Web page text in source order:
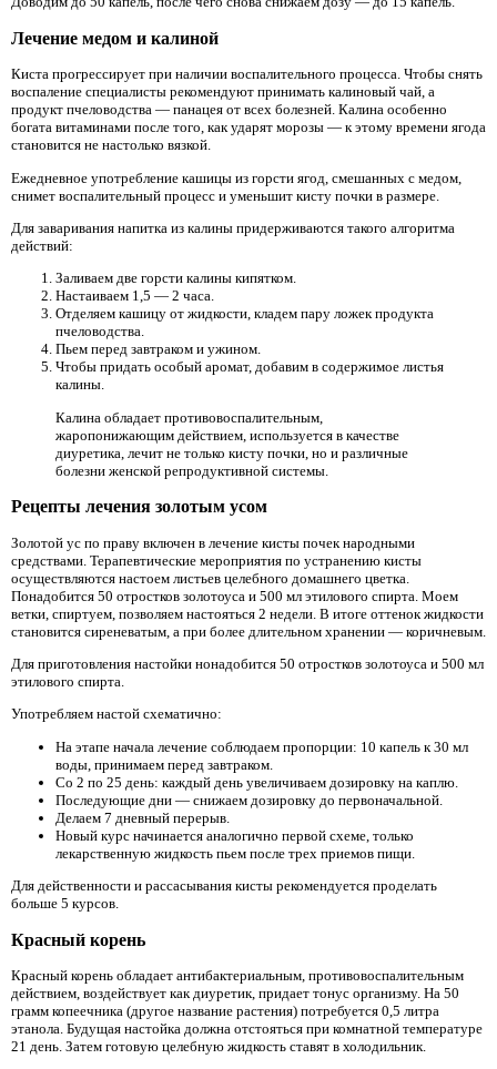
Лечение медом и калиной
Киста прогрессирует при наличии воспалительного процесса. Чтобы снять
воспаление специалисты рекомендуют принимать калиновый чай, а
продукт пчеловодства — панацея от всех болезней. Калина особенно
богата витаминами после того, как ударят морозы — к этому времени ягода
становится не настолько вязкой.
Ежедневное употребление кашицы из горсти ягод, смешанных с медом,
снимет воспалительный процесс и уменьшит кисту почки в размере.
Для заваривания напитка из калины придерживаются такого алгоритма
действий:
Заливаем две горсти калины кипятком.
Настаиваем 1,5 — 2 часа.
Отделяем кашицу от жидкости, кладем пару ложек продукта
пчеловодства.
Пьем перед завтраком и ужином.
Чтобы придать особый аромат, добавим в содержимое листья
калины.
Калина обладает противовоспалительным,
жаропонижающим действием, используется в качестве
диуретика, лечит не только кисту почки, но и различные
болезни женской репродуктивной системы.
Рецепты лечения золотым усом
Золотой ус по праву включен в лечение кисты почек народными
средствами. Терапевтические мероприятия по устранению кисты
осуществляются настоем листьев целебного домашнего цветка.
Понадобится 50 отростков золотоуса и 500 мл этилового спирта. Моем
ветки, спиртуем, позволяем настояться 2 недели. В итоге оттенок жидкости
становится сиреневатым, а при более длительном хранении — коричневым.
Для приготовления настойки нонадобится 50 отростков золотоуса и 500 мл
этилового спирта.
Употребляем настой схематично:
На этапе начала лечение соблюдаем пропорции: 10 капель к 30 мл
воды, принимаем перед завтраком.
Со 2 по 25 день: каждый день увеличиваем дозировку на каплю.
Последующие дни — снижаем дозировку до первоначальной.
Делаем 7 дневный перерыв.
Новый курс начинается аналогично первой схеме, только
лекарственную жидкость пьем после трех приемов пищи.
Для действенности и рассасывания кисты рекомендуется проделать
больше 5 курсов.
Красный корень
Красный корень обладает антибактериальным, противовоспалительным
действием, воздействует как диуретик, придает тонус организму. На 50
грамм копеечника (другое название растения) потребуется 0,5 литра
этанола. Будущая настойка должна отстояться при комнатной температуре
21 день. Затем готовую целебную жидкость ставят в холодильник.